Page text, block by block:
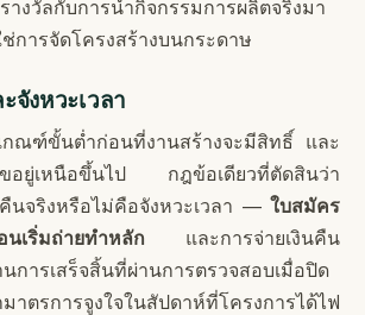
างวัลกับการนำกิจกรรมการผลิตจริงมา
ช่การจัดโครงสร้างบนกระดาษ
งหวะเวลา
กณฑ์ขั้นต่ำก่อนที่งานสร้างจะมีสิทธิ์ และ
ขอยู่เหนือขึ้นไป กฎข้อเดียวที่ตัดสินว่า
นจริงหรือไม่คือจังหวะเวลา — ใบสมัคร
เริ่มถ่ายทำหลัก และการจ่ายเงินคืน
การเสร็จสิ้นที่ผ่านการตรวจสอบเมื่อปิด
รการจูงใจในสัปดาห์ที่โครงการได้ไฟ